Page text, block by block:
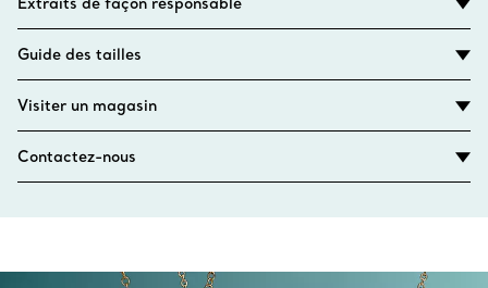
Guide des tailles
Visiter un magasin
Contactez-nous